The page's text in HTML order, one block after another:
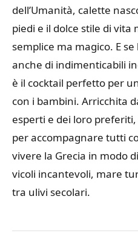
dell’Umanità, calette
piedi e il dolce stile di
semplice ma magico. E
anche di indimenticabili
è il cocktail perfetto per
con i bambini. Arricchita
esperti e dei loro
per accompagnare tutti
vivere la Grecia in modo
vicoli incantevoli, mare
tra ulivi secolari.